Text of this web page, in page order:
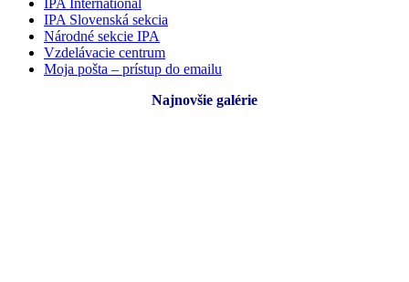
IPA International
IPA Slovenská sekcia
Národné sekcie IPA
Vzdelávacie centrum
Moja pošta – prístup do emailu
Najnovšie galérie